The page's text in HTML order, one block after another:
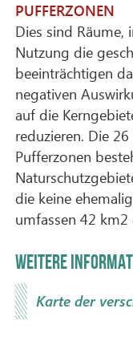
PUFFERZONEN
Dies sind
Nutzung die
beeinträchtigen
negativen
auf die
reduzieren. Die
Pufferzonen
die keine
umfassen 42 km2
WEITERE
Karte der